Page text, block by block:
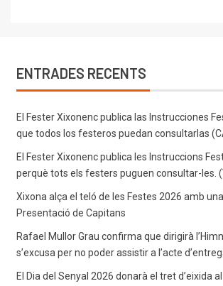
ENTRADES RECENTS
El Fester Xixonenc publica las Instrucciones
que todos los festeros puedan consultarlas
El Fester Xixonenc publica les Instruccions
perquè tots els festers puguen consultar-les.
Xixona alça el teló de les Festes 2026 amb
Presentació de Capitans
Rafael Mullor Grau confirma que dirigirà
s’excusa per no poder assistir a l’acte
El Dia del Senyal 2026 donarà el tret d’eixida